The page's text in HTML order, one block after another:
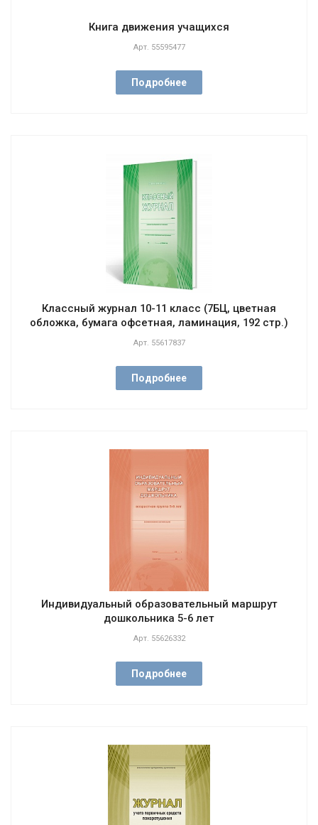
Книга движения учащихся
Арт. 55595477
Подробнее
Классный журнал 10-11 класс (7БЦ, цветная
обложка, бумага офсетная, ламинация, 192 стр.)
Арт. 55617837
Подробнее
Индивидуальный образовательный маршрут
дошкольника 5-6 лет
Арт. 55626332
Подробнее